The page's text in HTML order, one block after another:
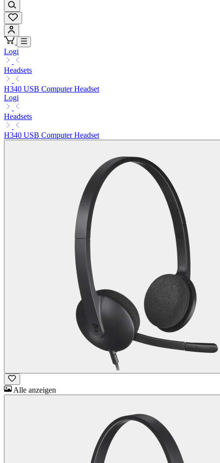
Logi
Headsets
H340 USB Computer Headset
Logi
Headsets
H340 USB Computer Headset
Alle anzeigen